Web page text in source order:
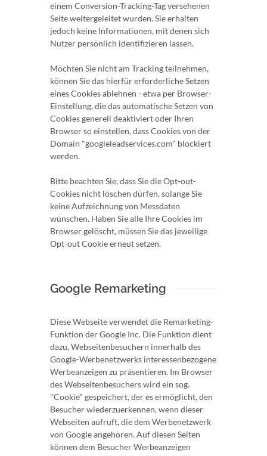
einem Conversion-Tracking-Tag versehenen
Seite weitergeleitet wurden. Sie erhalten
jedoch keine Informationen, mit denen sich
Nutzer persönlich identifizieren lassen.
Möchten Sie nicht am Tracking teilnehmen,
können Sie das hierfür erforderliche Setzen
eines Cookies ablehnen - etwa per Browser-
Einstellung, die das automatische Setzen von
Cookies generell deaktiviert oder Ihren
Browser so einstellen, dass Cookies von der
Domain "googleleadservices.com" blockiert
werden.
Bitte beachten Sie, dass Sie die Opt-out-
Cookies nicht löschen dürfen, solange Sie
keine Aufzeichnung von Messdaten
wünschen. Haben Sie alle Ihre Cookies im
Browser gelöscht, müssen Sie das jeweilige
Opt-out Cookie erneut setzen.
Google Remarketing
Diese Webseite verwendet die Remarketing-
Funktion der Google Inc. Die Funktion dient
dazu, Webseitenbesuchern innerhalb des
Google-Werbenetzwerks interessenbezogene
Werbeanzeigen zu präsentieren. Im Browser
des Webseitenbesuchers wird ein sog.
"Cookie" gespeichert, der es ermöglicht, den
Besucher wiederzuerkennen, wenn dieser
Webseiten aufruft, die dem Werbenetzwerk
von Google angehören. Auf diesen Seiten
können dem Besucher Werbeanzeigen